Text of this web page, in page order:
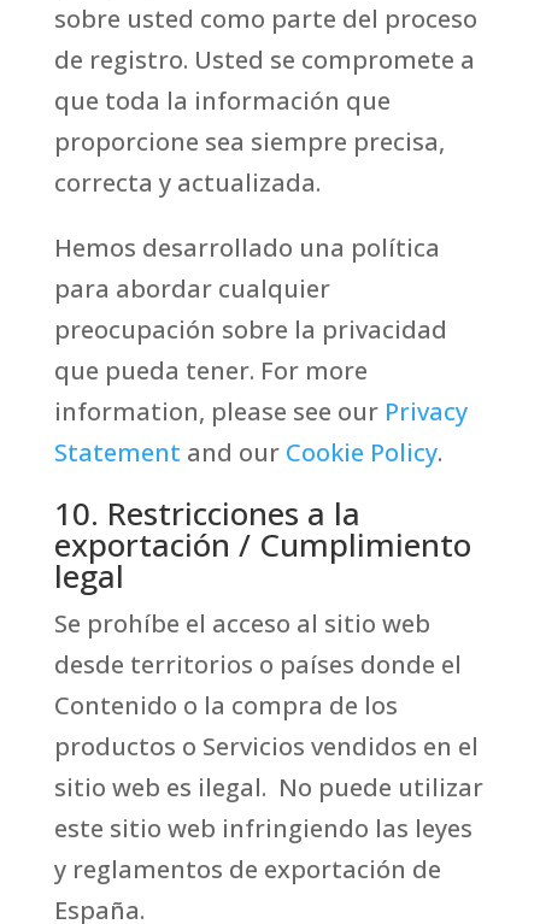
sobre usted como parte del proceso
de registro. Usted se compromete a
que toda la información que
proporcione sea siempre precisa,
correcta y actualizada.
Hemos desarrollado una política
para abordar cualquier
preocupación sobre la privacidad
que pueda tener. For more
information, please see our Privacy
Statement and our Cookie Policy.
10. Restricciones a la
exportación / Cumplimiento
legal
Se prohíbe el acceso al sitio web
desde territorios o países donde el
Contenido o la compra de los
productos o Servicios vendidos en el
sitio web es ilegal. No puede utilizar
este sitio web infringiendo las leyes
y reglamentos de exportación de
España.